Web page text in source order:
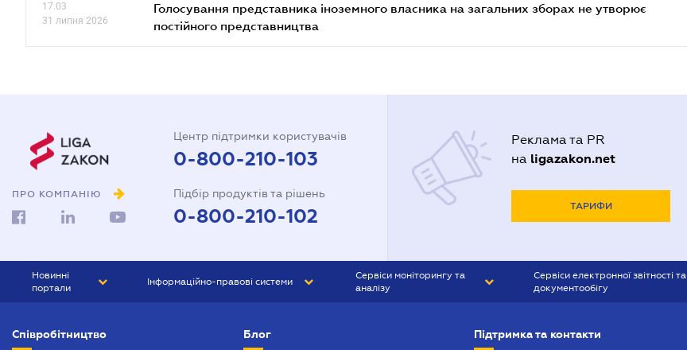
17.03
31 липня 2026
Голосування представника іноземного власника на загальних зборах не утворює
постійного представництва
ПРО КОМПАНІЮ
Центр підтримки користувачів
0-800-210-103
Підбір продуктів та рішень
0-800-210-102
Реклама та PR
на ligazakon.net
ТАРИФИ
Новинні
портали
БІЗНЕС
Інформаційно-правові системи
Сервіси моніторингу та
аналізу
Сервіси електронної звітності та
документообігу
Співробітництво Блог Підтримка та контакти